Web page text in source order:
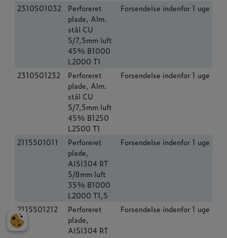
2310501032
Perforeret
plade, Alm.
stål CU
5/7,5mm luft
45% B1000
L2000 T1
Forsendelse indenfor 1 uge
2310501232
Perforeret
plade, Alm.
stål CU
5/7,5mm luft
45% B1250
L2500 T1
Forsendelse indenfor 1 uge
2115501011
Perforeret
plade,
AISI304 RT
5/8mm luft
35% B1000
L2000 T1,5
Forsendelse indenfor 1 uge
2115501212
Perforeret
plade,
AISI304 RT
Forsendelse indenfor 1 uge